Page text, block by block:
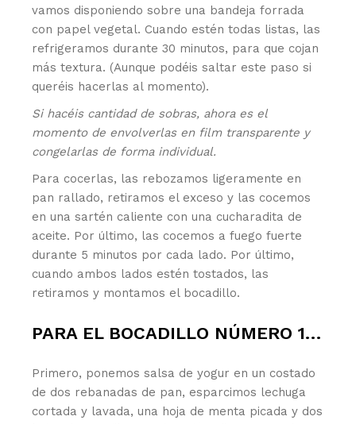
vamos disponiendo sobre una bandeja forrada
con papel vegetal. Cuando estén todas listas, las
refrigeramos durante 30 minutos, para que cojan
más textura. (Aunque podéis saltar este paso si
queréis hacerlas al momento).
Si hacéis cantidad de sobras, ahora es el
momento de envolverlas en film transparente y
congelarlas de forma individual.
Para cocerlas, las rebozamos ligeramente en
pan rallado, retiramos el exceso y las cocemos
en una sartén caliente con una cucharadita de
aceite. Por último, las cocemos a fuego fuerte
durante 5 minutos por cada lado. Por último,
cuando ambos lados estén tostados, las
retiramos y montamos el bocadillo.
PARA EL BOCADILLO NÚMERO 1…
Primero, ponemos salsa de yogur en un costado
de dos rebanadas de pan, esparcimos lechuga
cortada y lavada, una hoja de menta picada y dos